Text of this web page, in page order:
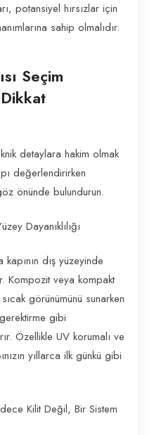
potansiyel hırsızlar için
sahip olmalıdır.
Seçim
detaylara hakim olmak
değerlendirirken
önünde bulundurun.
Dayanıklılığı
dış yüzeyinde
Kompozit veya kompakt
görünümünü sunarken
gibi
Özellikle UV korumalı ve
yıllarca ilk günkü gibi
Kilit Değil, Bir Sistem